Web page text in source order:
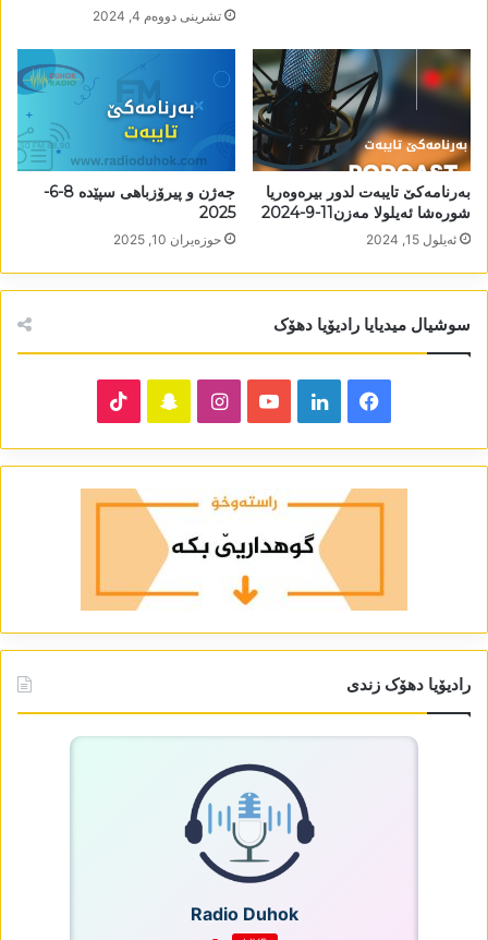
تشرینی دووه‌م 4, 2024
بەرنامەکێ تایبەت لدور بیرەوەریا
شورەشا ئەیلولا مەزن11-9-2024
ئه‌یلول 15, 2024
جەژن و پیرۆزباھی سپێدە 8-6-
2025
حوزه‌یران 10, 2025
سوشیال میدیایا رادیۆیا دھۆک
Facebook
LinkedIn
YouTube
Instagram
Snapchat
رادیۆیا دھۆک زندی
Radio Duhok